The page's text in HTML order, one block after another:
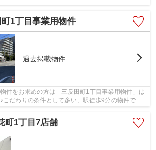
1丁目事業用物件
過去掲載物件
件をお求めの方は「三反田町1丁目事業用物件」は
こだわりの条件として多い、駅徒歩9分の物件です
町1丁目7店舗